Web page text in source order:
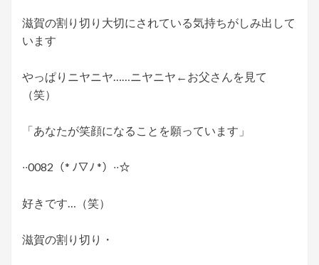
滋賀の割り切り大切にされている気持ちがしみ出して
います
やっぱりニヤニヤ……ニヤニヤ←お父さんを見て
（笑）
「あなたが笑顔になることを願っています」
∙∙0082（* ﾉ▽ﾉ *）∙∙️☆
好きです…（笑）
滋賀の割り切り・